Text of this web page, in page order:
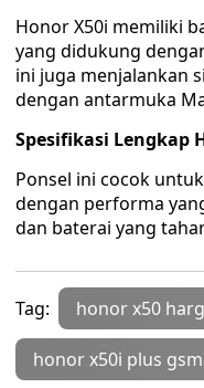
Honor X50i memiliki
yang didukung
ini juga menjalankan
dengan antarmuka
Spesifikasi Lengkap
Ponsel ini cocok
dengan performa
dan baterai yang
Tag: honor x50
honor x50i plus